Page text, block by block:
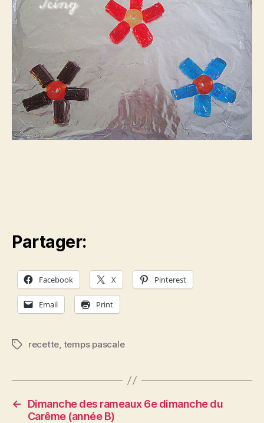
Partager:
Facebook X Pinterest
Email Print
Étiquettes
recette temps pascale
←
Dimanche des rameaux 6e dimanche du
Carême (année B)